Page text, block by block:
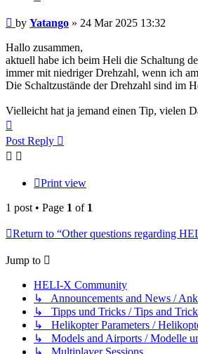
Post
by Yatango » 24 Mar 2025 13:32
Hallo zusammen,
aktuell habe ich beim Heli die Schaltung
immer mit niedriger Drehzahl, wenn ich
Die Schaltzustände der Drehzahl sind im
Vielleicht hat ja jemand einen Tip, vielen
Post Reply
Print view
1 post • Page 1 of 1
Return to “Other questions regarding
Jump to
HELI-X Community
↳ Announcements and News /
↳ Tipps und Tricks / Tips and
↳ Helikopter Parameters /
↳ Models and Airports / Modelle